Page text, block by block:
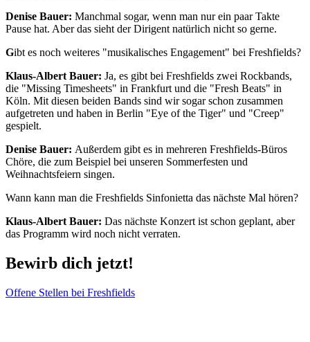
Denise Bauer: Manchmal sogar, wenn man nur ein paar Takte
Pause hat. Aber das sieht der Dirigent natürlich nicht so gerne.
Gibt es noch weiteres "musikalisches Engagement" bei Freshfields?
Klaus-Albert Bauer: Ja, es gibt bei Freshfields zwei Rockbands,
die "Missing Timesheets" in Frankfurt und die "Fresh Beats" in
Köln. Mit diesen beiden Bands sind wir sogar schon zusammen
aufgetreten und haben in Berlin "Eye of the Tiger" und "Creep"
gespielt.
Denise Bauer: Außerdem gibt es in mehreren Freshfields-Büros
Chöre, die zum Beispiel bei unseren Sommerfesten und
Weihnachtsfeiern singen.
Wann kann man die Freshfields Sinfonietta das nächste Mal hören?
Klaus-Albert Bauer: Das nächste Konzert ist schon geplant, aber
das Programm wird noch nicht verraten.
Bewirb dich jetzt!
Offene Stellen bei Freshfields